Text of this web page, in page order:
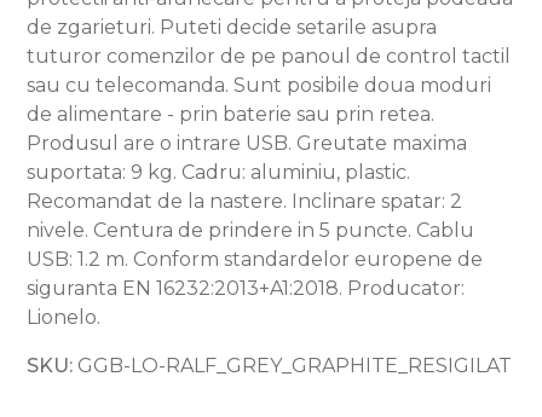
de zgarieturi. Puteti decide setarile asupra
tuturor comenzilor de pe panoul de control tactil
sau cu telecomanda. Sunt posibile doua moduri
de alimentare - prin baterie sau prin retea.
Produsul are o intrare USB. Greutate maxima
suportata: 9 kg. Cadru: aluminiu, plastic.
Recomandat de la nastere. Inclinare spatar: 2
nivele. Centura de prindere in 5 puncte. Cablu
USB: 1.2 m. Conform standardelor europene de
siguranta EN 16232:2013+A1:2018. Producator:
Lionelo.
SKU: GGB-LO-RALF_GREY_GRAPHITE_RESIGILAT